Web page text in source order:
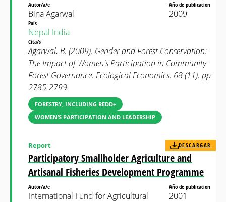
Autor/a/e
Bina Agarwal
Año de publicacion
2009
País
Nepal India
Cita/s
Agarwal, B. (2009). Gender and Forest Conservation:
The Impact of Women's Participation in Community
Forest Governance. Ecological Economics. 68 (11). pp
2785-2799.
FORESTRY, INCLUDING REDD+
WOMEN’S PARTICIPATION AND LEADERSHIP
Participatory Smallholder Agriculture and
Artisanal Fisheries Development Programme
Report DESCARGAR
Autor/a/e
International Fund for Agricultural
Año de publicacion
2001